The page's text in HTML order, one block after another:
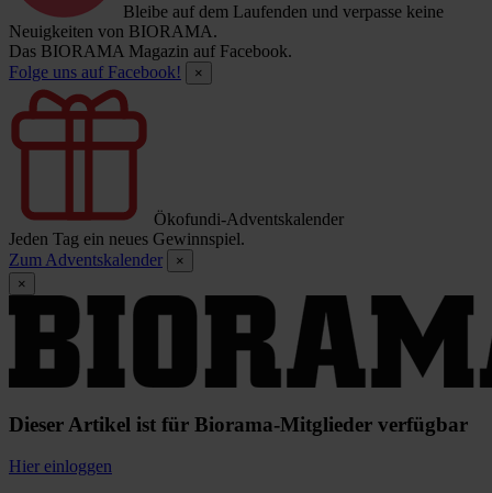
Bleibe auf dem Laufenden und verpasse keine
Neuigkeiten von BIORAMA.
Das BIORAMA Magazin auf Facebook.
Folge uns auf Facebook!
×
Ökofundi-Adventskalender
Jeden Tag ein neues Gewinnspiel.
Zum Adventskalender
×
×
Dieser Artikel ist für Biorama-Mitglieder verfügbar
Hier einloggen